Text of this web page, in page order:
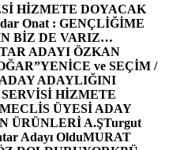
HİZMETE DOYACAK
Onat : GENÇLİĞİME
BİZ DE VARIZ…
ADAYI ÖZKAN
YENİCE ve SEÇİM /
ADAYLIĞINI
HİZMETE
ÜYESİ ADAY
ÜRÜNLERİ A.ŞTurgut
Adayı OlduMURAT